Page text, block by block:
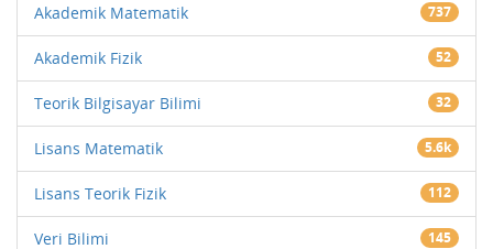
Akademik Matematik 737
Akademik Fizik 52
Teorik Bilgisayar Bilimi 32
Lisans Matematik 5.6k
Lisans Teorik Fizik 112
Veri Bilimi 145